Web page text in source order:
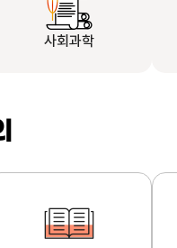
사회과학